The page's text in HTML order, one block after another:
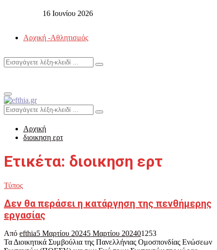
16 Ιουνίου 2026
Αρχική -Αθλητισμός
Search
Search
Primary
Menu
Search
for:
Search
Αρχική
διοικηση ερτ
Ετικέτα: διοικηση ερτ
Τύπος
Δεν θα περάσει η κατάργηση της πενθήμερης
εργασίας
Από efthia5 Μαρτίου 20245 Μαρτίου 202401253
Τα Διοικητικά Συμβούλια της Πανελλήνιας Ομοσπονδίας Ενώσεων